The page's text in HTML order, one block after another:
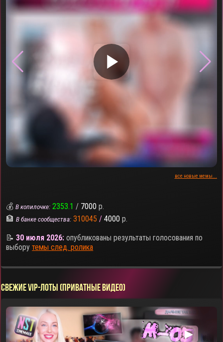
▶
все новые мемы...
💰В копилочке: 2353.1 / 7000 р.
🏦В банке сообщества: 310045 / 4000 р.
📝30 июля 2026: опубликованы результаты голосования по
выборутемы след. ролика
СВЕЖИЕ VIP-ЛОТЫ (ПРИВАТНЫЕ ВИДЕО)
▶